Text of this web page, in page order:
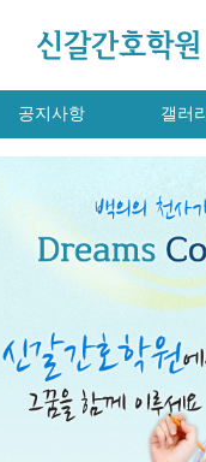
공지사항 갤러리